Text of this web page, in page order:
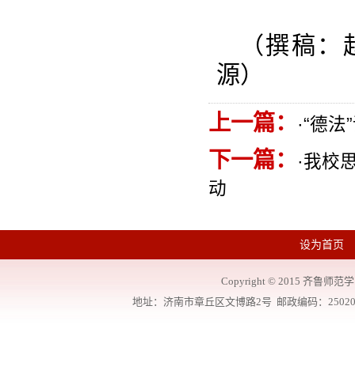
（撰稿
源）
上一篇： ·“德法
下一篇： ·我校
动
设为首页
Copyright © 2015 齐鲁师范
地址：济南市章丘区文博路2号 邮政编码：